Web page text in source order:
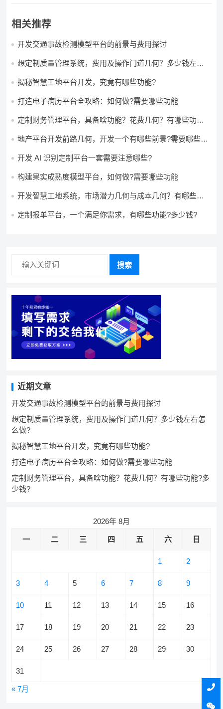
相关推荐
开发交通事故检测模型平台的前景与费用探讨
想定制质量管理系统，费用及操作门道几何？多少钱左右
揭秘智慧工地平台开发，究竟有哪些功能?
打造电子病历平台全攻略：如何做?需要哪些功能
定制财务管理平台，具备啥功能？花费几何？有哪些功能?
地产平台开发前路几何，开发一个有哪些前景?需要哪些费
开发 AI 识别定制平台一套需要注意哪些?
构建果实成熟度模型平台，如何做?需要哪些功能
开发智慧工地系统，市场潜力几何与成本几何？有哪些前
定制报单平台，一个满足你需求，有哪些功能?多少钱?
搜索
近期文章
开发交通事故检测模型平台的前景与费用探讨
想定制质量管理系统，费用及操作门道几何？多少钱左右怎
么做?
揭秘智慧工地平台开发，究竟有哪些功能?
打造电子病历平台全攻略：如何做?需要哪些功能
定制财务管理平台，具备啥功能？花费几何？有哪些功能?多
少钱?
2026年 8月
一 二 三 四 五 六 日
1 2
3 4 5 6 7 8 9
10 11 12 13 14 15 16
17 18 19 20 21 22 23
24 25 26 27 28 29 30
31
« 7月